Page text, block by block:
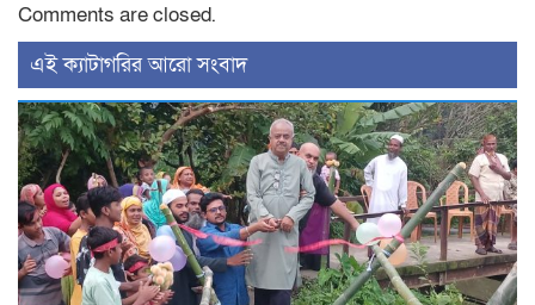
Comments are closed.
‍এই ক্যাটাগরির ‍আরো সংবাদ